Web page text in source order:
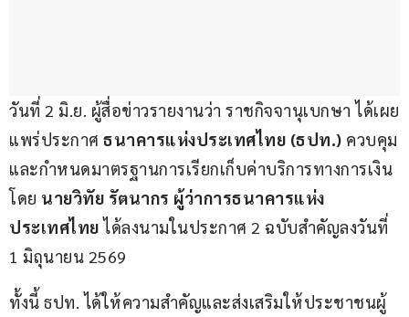
วันที่ 2 มิ.ย. ผู้สื่อข่าวรายงานว่า ราชกิจจานุเบกษา ได้เผย
แพร่ประกาศ ธนาคารแห่งประเทศไทย (ธปท.) ควบคุม
และกำหนดมาตรฐานการเรียกเก็บค่าบริการทางการเงิน
โดย นายวิทัย รัตนากร ผู้ว่าการธนาคารแห่ง
ประเทศไทย ได้ลงนามในประกาศ 2 ฉบับสำคัญลงวันที่
1 มิถุนายน 2569
ทั้งนี้ ธปท. ได้ให้ความสำคัญและส่งเสริมให้ประชาชนผู้